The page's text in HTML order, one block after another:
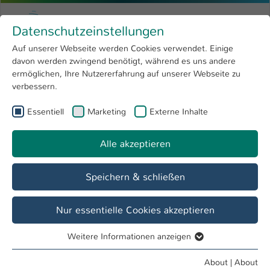
Menu
Research 4
Open submenu
University
International
Skip to main content
University of Applied Sciences
You are here:
Interior Design
Course of study
Overview Facts Application Info
Datenschutzeinstellungen
Auf unserer Webseite werden Cookies verwendet. Einige
davon werden zwingend benötigt, während es uns andere
ermöglichen, Ihre Nutzererfahrung auf unserer Webseite zu
verbessern.
Essentiell Marketing Externe Inhalte
Alle akzeptieren
Speichern & schließen
Nur essentielle Cookies akzeptieren
Essentielle Cookies werden für grundlegende Funktionen
Weitere Informationen anzeigen
About | About